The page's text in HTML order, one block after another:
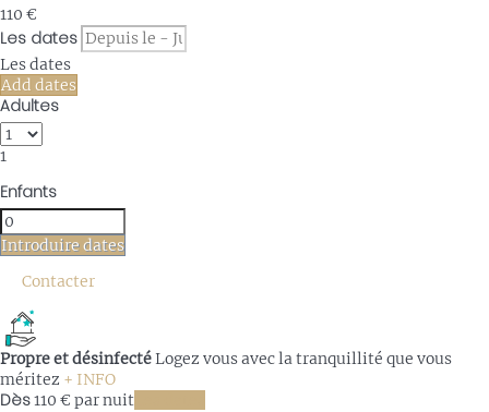
110 €
Les dates
Les dates
Add dates
Adultes
1
Enfants
Introduire dates
Contacter
Propre et désinfectéLogez vous avec la tranquillité que vous
méritez + INFO
Dès110 € par nuit